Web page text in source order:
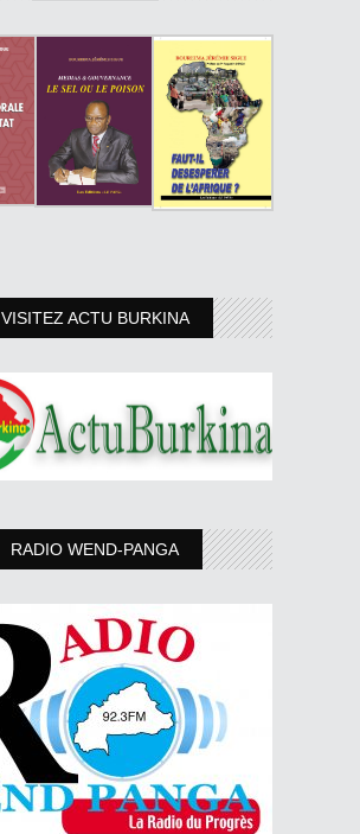
VISITEZ ACTU BURKINA
RADIO WEND-PANGA